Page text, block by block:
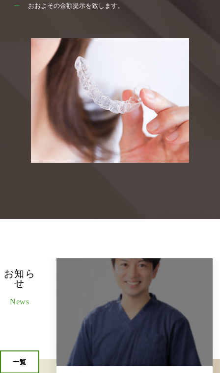
おおよその金額提示を致します。
お知ら
せ
News
一覧